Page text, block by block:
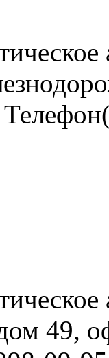
49,